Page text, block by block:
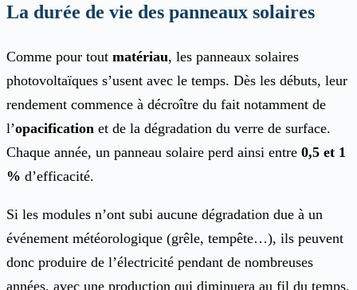
La durée de vie des panneaux solaires
Comme pour tout matériau, les panneaux solaires
photovoltaïques s’usent avec le temps. Dès les débuts, leur
rendement commence à décroître du fait notamment de
l’opacification et de la dégradation du verre de surface.
Chaque année, un panneau solaire perd ainsi entre 0,5 et 1
% d’efficacité.
Si les modules n’ont subi aucune dégradation due à un
événement météorologique (grêle, tempête…), ils peuvent
donc produire de l’électricité pendant de nombreuses
années, avec une production qui diminuera au fil du temps.